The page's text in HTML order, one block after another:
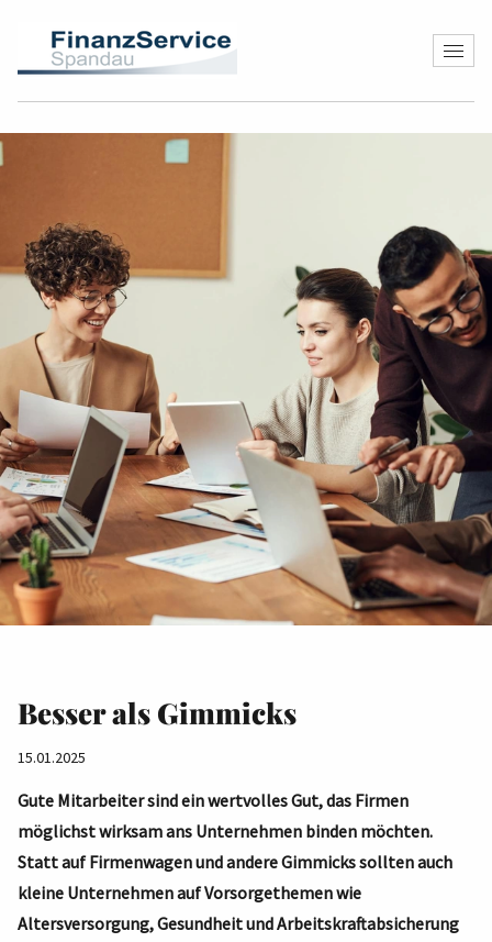
Besser als Gimmicks
15.01.2025
Gute Mitarbeiter sind ein wertvolles Gut, das Firmen
möglichst wirksam ans Unternehmen binden möchten.
Statt auf Firmenwagen und andere Gimmicks sollten auch
kleine Unternehmen auf Vorsorgethemen wie
Altersversorgung, Gesundheit und Arbeitskraftabsicherung